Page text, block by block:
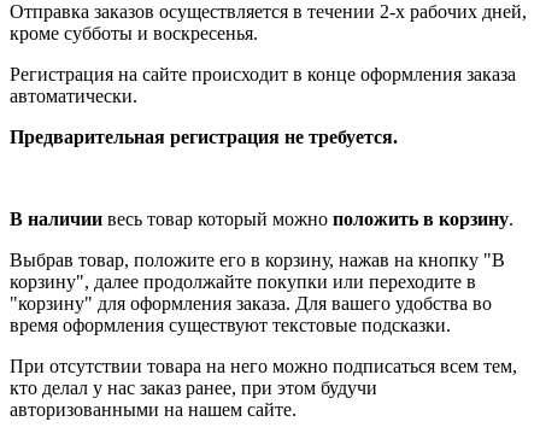
Отправка заказов осуществляется в течении 2-х рабочих дней,
кроме субботы и воскресенья.
Регистрация на сайте происходит в конце оформления заказа
автоматически.
Предварительная регистрация не требуется.
В наличии весь товар который можно положить в корзину.
Выбрав товар, положите его в корзину, нажав на кнопку "В
корзину", далее продолжайте покупки или переходите в
"корзину" для оформления заказа. Для вашего удобства во
время оформления существуют текстовые подсказки.
При отсутствии товара на него можно подписаться всем тем,
кто делал у нас заказ ранее, при этом будучи
авторизованными на нашем сайте.